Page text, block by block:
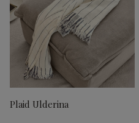
Plaid Ulderina